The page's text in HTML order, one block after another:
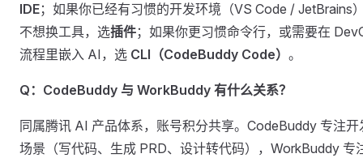
IDE；如果你已经有习惯的开发环境（VS Code / JetBrains
不想换工具，选插件；如果你更习惯命令行，或需要在
流程里嵌入 AI，选 CLI（CodeBuddy Code） 。
Q：CodeBuddy 与 WorkBuddy 有什么关系？
同属腾讯 AI 产品体系，账号积分共享。CodeBuddy 专注开
场景（写代码、生成 PRD、设计转代码），WorkBuddy 专